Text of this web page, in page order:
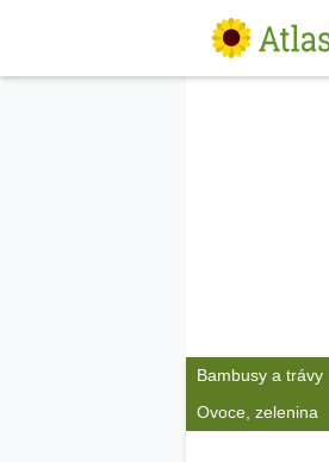
Bambusy a trávy
Ovoce, zelenina